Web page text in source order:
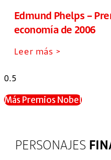
Edmund Phelps –
economía de 2006
Leer más >
Más Premios Nobel
PERSONAJES